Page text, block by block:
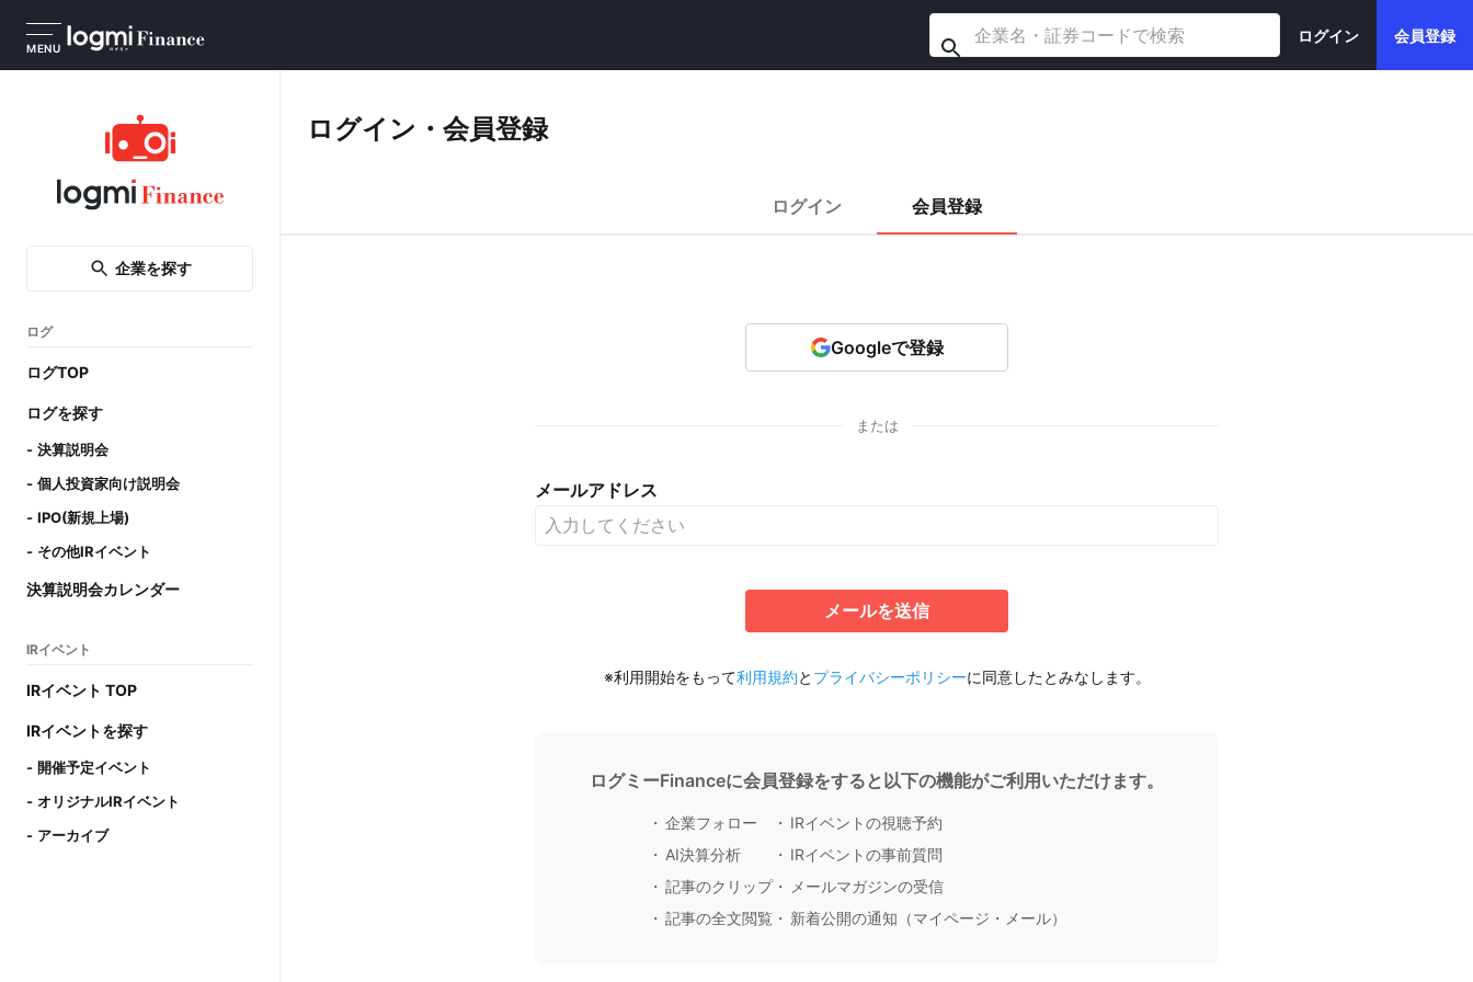
MENU
ログイン 会員登録
企業を探す
ログ
ログTOP
ログを探す
決算説明会
個人投資家向け説明会
IPO(新規上場)
その他IRイベント
決算説明会カレンダー
IRイベント
IRイベント TOP
IRイベントを探す
開催予定イベント
オリジナルIRイベント
アーカイブ
ログイン・会員登録
ログイン 会員登録
Googleで登録
または
メールアドレス
メールを送信
※利用開始をもって利用規約と プライバシーポリシーに同意したとみなします。
ログミーFinanceに会員登録をすると以下の機能がご利用いただけます。
企業フォロー
AI決算分析
記事のクリップ
記事の全文閲覧
IRイベントの視聴予約
IRイベントの事前質問
メールマガジンの受信
新着公開の通知（マイページ・メール）